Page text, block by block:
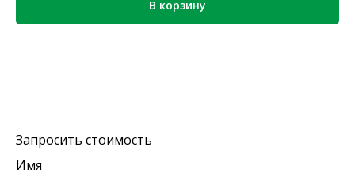
В корзину
Запросить стоимость
Имя